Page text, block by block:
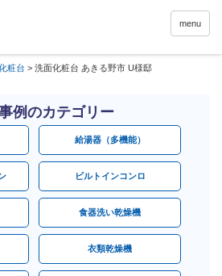
menu
粧台 > 洗面化粧台 あきる野市 U様邸
例のカテゴリー
給湯器（多機能）
ビルトインコンロ
食器洗い乾燥機
衣類乾燥機